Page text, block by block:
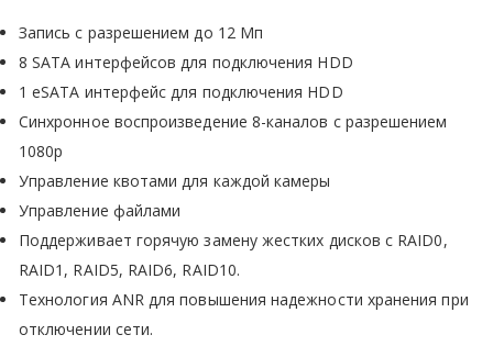
Запись с разрешением до 12 Мп
8 SATA интерфейсов для подключения HDD
1 eSATA интерфейс для подключения HDD
Синхронное воспроизведение 8-каналов с разрешением
1080p
Управление квотами для каждой камеры
Управление файлами
Поддерживает горячую замену жестких дисков с RAID0,
RAID1, RAID5, RAID6, RAID10.
Технология ANR для повышения надежности хранения при
отключении сети.